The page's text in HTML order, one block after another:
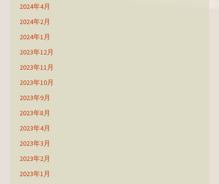
2024年4月
2024年2月
2024年1月
2023年12月
2023年11月
2023年10月
2023年9月
2023年8月
2023年4月
2023年3月
2023年2月
2023年1月